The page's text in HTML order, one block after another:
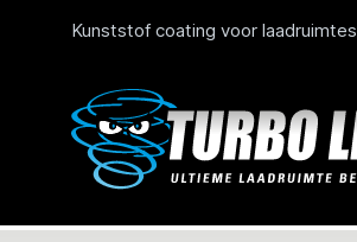
Kunststof coating voor laadruimtes